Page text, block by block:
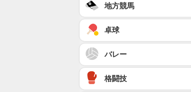
地方競馬
卓球
バレー
格闘技